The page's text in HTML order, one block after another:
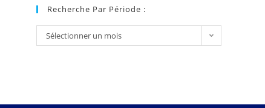
Recherche Par Période :
Sélectionner un mois